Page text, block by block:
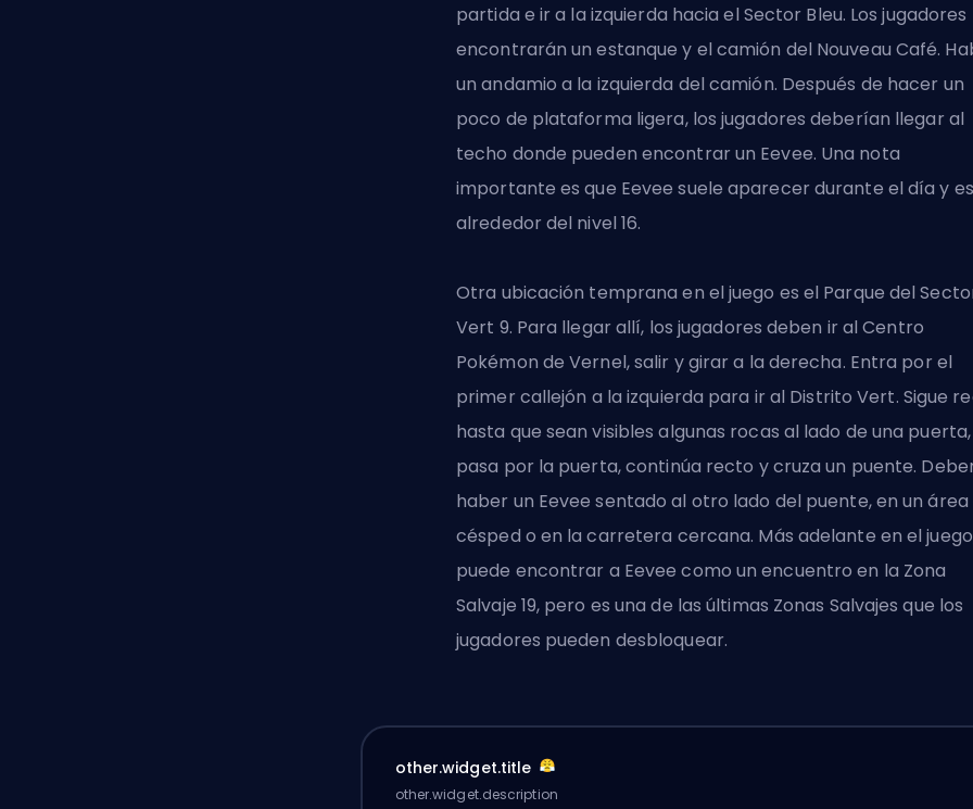
partida e ir a la izquierda hacia el Sector Bleu. Los jugadores
encontrarán un estanque y el camión del Nouveau Café.
un andamio a la izquierda del camión. Después de hacer un
poco de plataforma ligera, los jugadores deberían llegar al
techo donde pueden encontrar un Eevee. Una nota
importante es que Eevee suele aparecer durante el día y
alrededor del nivel 16.
Otra ubicación temprana en el juego es el Parque del
Vert 9. Para llegar allí, los jugadores deben ir al Centro
Pokémon de Vernel, salir y girar a la derecha. Entra por el
primer callejón a la izquierda para ir al Distrito Vert. Sigue
hasta que sean visibles algunas rocas al lado de una puerta,
pasa por la puerta, continúa recto y cruza un puente.
haber un Eevee sentado al otro lado del puente, en un área
césped o en la carretera cercana. Más adelante en el
puede encontrar a Eevee como un encuentro en la Zona
Salvaje 19, pero es una de las últimas Zonas Salvajes que los
jugadores pueden desbloquear.
other.widget.title
other.widget.description